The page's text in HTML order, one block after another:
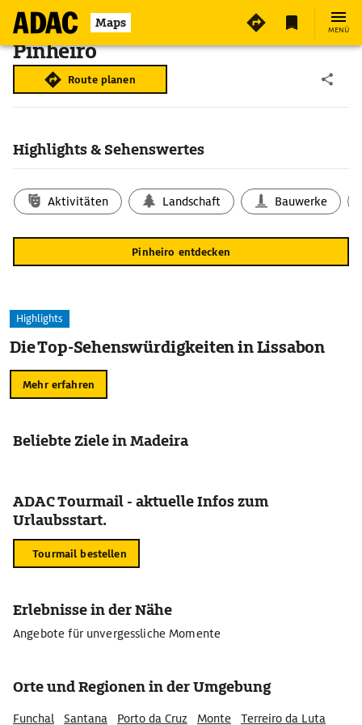
Maps MENÜ
Pinheiro
Route planen
Highlights & Sehenswertes
Aktivitäten Landschaft Bauwerke
Pinheiro entdecken
Highlights
Die Top-Sehenswürdigkeiten in Lissabon
Mehr erfahren
Beliebte Ziele in Madeira
ADAC Tourmail - aktuelle Infos zum
Urlaubsstart.
Tourmail bestellen
Erlebnisse in der Nähe
Angebote für unvergessliche Momente
Orte und Regionen in der Umgebung
Funchal Santana Porto da Cruz Monte Terreiro da Luta